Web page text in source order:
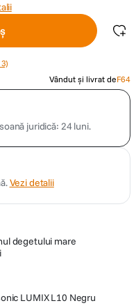
Vândut și livrat deF64
juridică: 24 luni.
Vezi detalii
degetului mare
LUMIX L10 Negru